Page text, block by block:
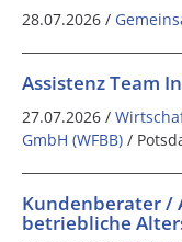
28.07.2026 /
Assistenz Team
27.07.2026 /
GmbH (WFBB) /
Kundenberater /
betriebliche